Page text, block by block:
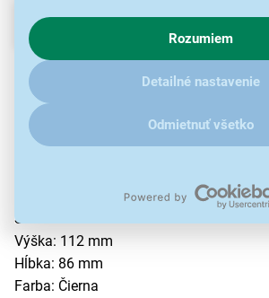
o chovaní na webe pre zobrazovaní
V prípade že vás zaujímajú detaily, ako u
ďalšími údaji pracujeme, kliknitesem.
Rozumiem
Detailné nastavenie
Odmietnuť všetko
Popis
Vlastnosti
Nástenné držiaky na reproduktory
Náklon: 90°
Natočenie: +/−90°
Maximálna nosnosť: 15 kg
Šírka: 112 mm
Výška: 112 mm
Hĺbka: 86 mm
Farba: Čierna